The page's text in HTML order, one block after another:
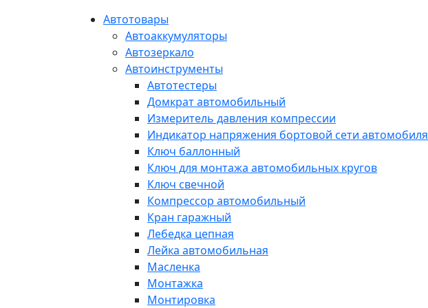
Автотовары
Автоаккумуляторы
Автозеркало
Автоинструменты
Автотестеры
Домкрат автомобильный
Измеритель давления компрессии
Индикатор напряжения бортовой сети автомобиля
Ключ баллонный
Ключ для монтажа автомобильных кругов
Ключ свечной
Компрессор автомобильный
Кран гаражный
Лебедка цепная
Лейка автомобильная
Масленка
Монтажка
Монтировка